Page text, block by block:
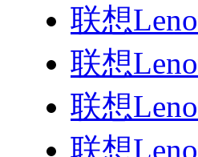
联想
联想
联想
联想